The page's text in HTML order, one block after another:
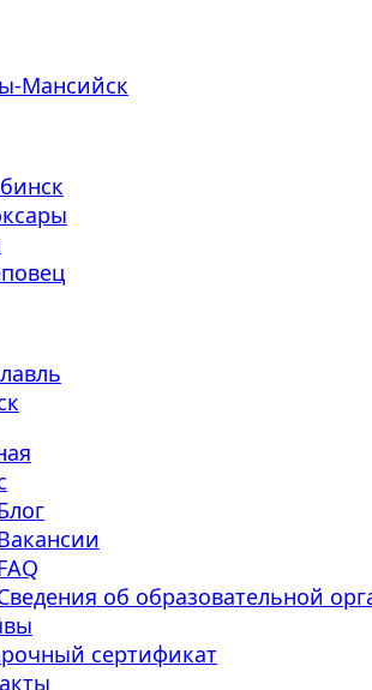
Мансийск
об образовательной
сертификат